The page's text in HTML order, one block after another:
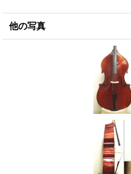
他の写真